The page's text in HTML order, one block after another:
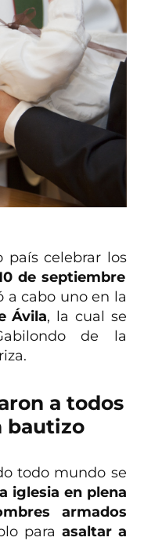
país celebrar los
de septiembre
a cabo uno en la
Ávila, la cual se
de la
a todos
bautizo
todo mundo se
iglesia en plena
armados
para asaltar a